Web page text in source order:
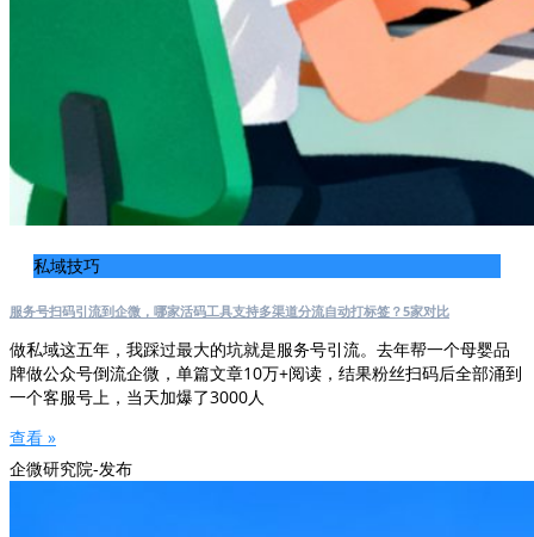
私域技巧
服务号扫码引流到企微，哪家活码工具支持多渠道分流自动打标签？5家对比
做私域这五年，我踩过最大的坑就是服务号引流。去年帮一个母婴品
牌做公众号倒流企微，单篇文章10万+阅读，结果粉丝扫码后全部涌到
一个客服号上，当天加爆了3000人
查看 »
企微研究院-发布